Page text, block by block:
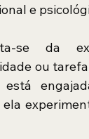
e
se da
ou